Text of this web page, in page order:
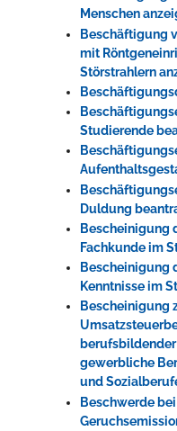
Menschen
Beschäftigung
mit
Störstrahlern
Studierende
Duldung
Bescheinigung
Fachkunde im
Bescheinigung
Kenntnisse im
Bescheinigung
gewerbliche
und
Beschwerde